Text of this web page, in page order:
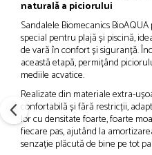
naturală a piciorului
Sandalele Biomecanics
special pentru plajă și piscină,
de vară în confort și siguranță.
această etapă, permițând
mediile acvatice.
Realizate din materiale extra-
confortabilă și fără restricții,
lor cu densitate foarte, foarte
fiecare pas, ajutând la
senzație plăcută de bine pe tot